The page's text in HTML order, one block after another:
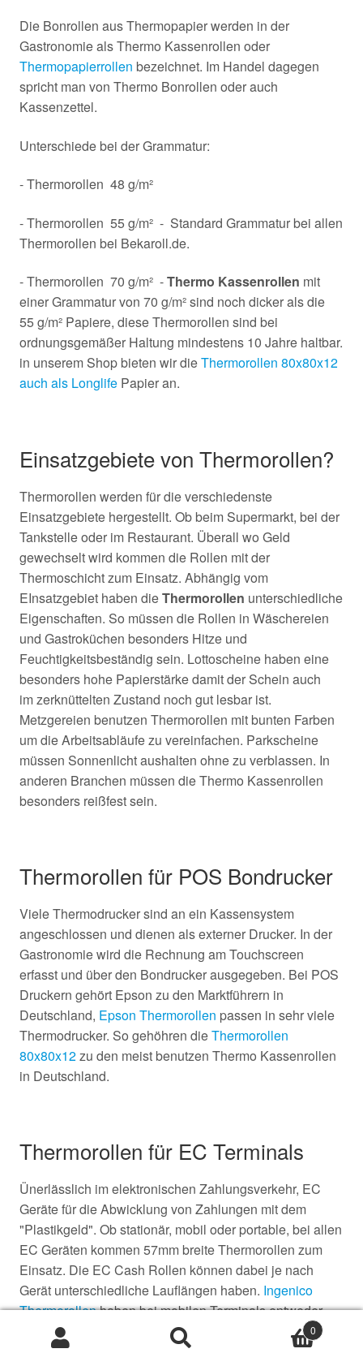
Die Bonrollen aus Thermopapier werden in der
Gastronomie als Thermo Kassenrollen oder
Thermopapierrollen bezeichnet. Im Handel dagegen
spricht man von Thermo Bonrollen oder auch
Kassenzettel.
Unterschiede bei der Grammatur:
- Thermorollen 48 g/m²
- Thermorollen 55 g/m² - Standard Grammatur bei allen
Thermorollen bei Bekaroll.de.
- Thermorollen 70 g/m² -Thermo Kassenrollen mit
einer Grammatur von 70 g/m² sind noch dicker als die
55 g/m² Papiere, diese Thermorollen sind bei
ordnungsgemäßer Haltung mindestens 10 Jahre haltbar.
in unserem Shop bieten wir dieThermorollen 80x80x12
auch als Longlife Papier an.
Einsatzgebiete von Thermorollen?
Thermorollen werden für die verschiedenste
Einsatzgebiete hergestellt. Ob beim Supermarkt, bei der
Tankstelle oder im Restaurant. Überall wo Geld
gewechselt wird kommen die Rollen mit der
Thermoschicht zum Einsatz. Abhängig vom
EInsatzgebiet haben dieThermorollen unterschiedliche
Eigenschaften. So müssen die Rollen in Wäschereien
und Gastroküchen besonders Hitze und
Feuchtigkeitsbeständig sein. Lottoscheine haben eine
besonders hohe Papierstärke damit der Schein auch
imzerknüttelten Zustand noch gut lesbar ist.
Metzgereien benutzen Thermorollen mit bunten Farben
um die Arbeitsabläufe zu vereinfachen. Parkscheine
müssen Sonnenlicht aushalten ohne zu verblassen. In
anderen Branchen müssen die Thermo Kassenrollen
besonders reißfest sein.
Thermorollen für POS Bondrucker
Viele Thermodrucker sind an ein Kassensystem
angeschlossen und dienen als externer Drucker. In der
Gastronomie wird die Rechnung am Touchscreen
erfasst und über den Bondrucker ausgegeben. Bei POS
Druckern gehört Epson zu den Marktführern in
Deutschland, Epson Thermorollen passen in sehr viele
Thermodrucker. So gehöhren dieThermorollen
80x80x12zu den meist benutzen Thermo Kassenrollen
in Deutschland.
Thermorollen für EC Terminals
Ünerlässlich im elektronischen Zahlungsverkehr, EC
Geräte für die Abwicklung von Zahlungen mit dem
"Plastikgeld". Ob stationär, mobil oder portable, bei allen
EC Geräten kommen 57mm breite Thermorollen zum
Einsatz. Die EC Cash Rollen können dabei je nach
Gerät unterschiedliche Lauflängen haben. Ingenico
Thermorollenhaben bei mobilen Terminals entweder
einen Durchmesser von 36mm oder 46mm.
0